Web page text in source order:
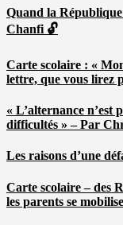
Quand la
Chanfi 🔓
Carte scolaire : «
lettre, que vous lirez
« L’alternance n’est
difficultés » – Par
Les raisons d’une
Carte scolaire – des
les parents se